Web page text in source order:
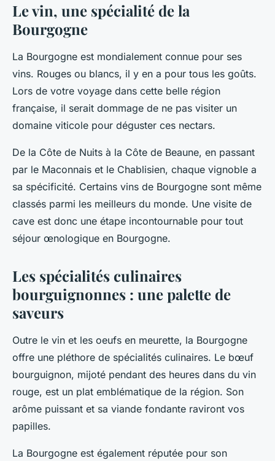
Le vin, une spécialité de la
Bourgogne
La Bourgogne est mondialement connue pour ses
vins. Rouges ou blancs, il y en a pour tous les goûts.
Lors de votre voyage dans cette belle région
française, il serait dommage de ne pas visiter un
domaine viticole pour déguster ces nectars.
De la Côte de Nuits à la Côte de Beaune, en passant
par le Maconnais et le Chablisien, chaque vignoble a
sa spécificité. Certains vins de Bourgogne sont même
classés parmi les meilleurs du monde. Une visite de
cave est donc une étape incontournable pour tout
séjour œnologique en Bourgogne.
Les spécialités culinaires
bourguignonnes : une palette de
saveurs
Outre le vin et les oeufs en meurette, la Bourgogne
offre une pléthore de spécialités culinaires. Le bœuf
bourguignon, mijoté pendant des heures dans du vin
rouge, est un plat emblématique de la région. Son
arôme puissant et sa viande fondante raviront vos
papilles.
La Bourgogne est également réputée pour son